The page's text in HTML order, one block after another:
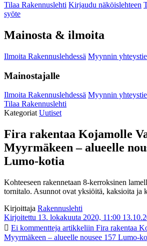
Tilaa Rakennuslehti Kirjaudu näköislehteen
syöte
Mainosta & ilmoita
Ilmoita Rakennuslehdessä Myynnin
Mainostajalle
Ilmoita Rakennuslehdessä Myynnin
Tilaa Rakennuslehti
KategoriatUutiset
Fira rakentaa Kojamolle
Myyrmäkeen – alueelle
Lumo-kotia
Kohteeseen rakennetaan 8-kerroksinen
tornitalo. Asunnot ovat yksiöitä, kaksioita ja
Kirjoittaja Rakennuslehti
Kirjoitettu 13. lokakuuta 2020, 11:00
Ei kommentteja artikkeliin Fira rakentaa
Myyrmäkeen – alueelle nousee 157 Lumo-